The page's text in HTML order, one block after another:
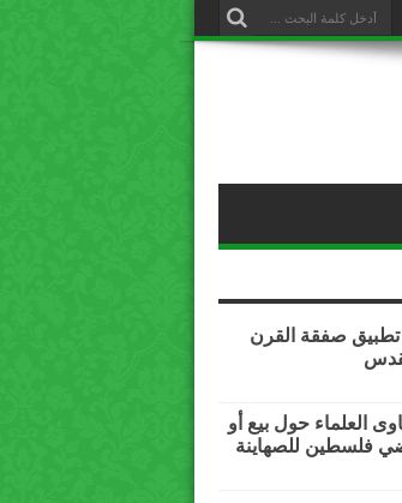
تطبيق صفقة القرن
العلماء حول بيع أو
فلسطين للصهاينة